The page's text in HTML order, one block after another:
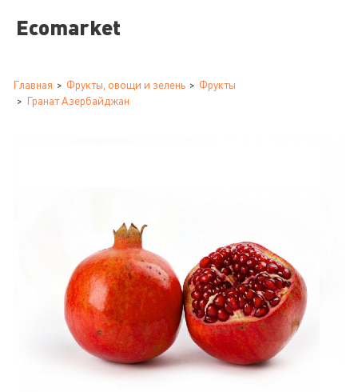
Ecomarket
Главная Фрукты, овощи и зелень
Фрукты
Гранат Азербайджан